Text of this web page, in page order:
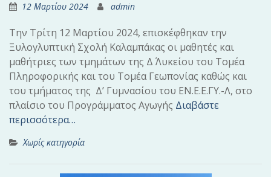
12 Μαρτίου 2024 admin
Την Τρίτη 12 Μαρτίου 2024, επισκέφθηκαν την
Ξυλογλυπτική Σχολή Καλαμπάκας οι μαθητές και
μαθήτριες των τμημάτων της Δ΄ Λυκείου του Τομέα
Πληροφορικής και του Τομέα Γεωπονίας καθώς και
του τμήματος της Δ’ Γυμνασίου του ΕΝ.Ε.Ε.ΓΥ.-Λ, στο
πλαίσιο του Προγράμματος Αγωγής Διαβάστε
περισσότερα…
Χωρίς κατηγορία